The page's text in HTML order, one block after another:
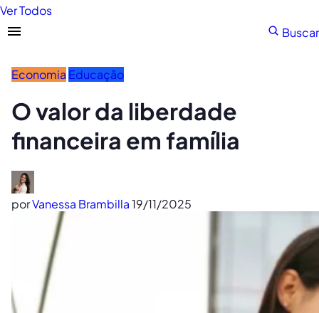
Ver Todos
Buscar
Economia Educação
O valor da liberdade
financeira em família
porVanessa Brambilla19/11/2025